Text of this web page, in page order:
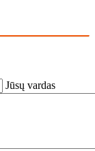
Jūsų vardas